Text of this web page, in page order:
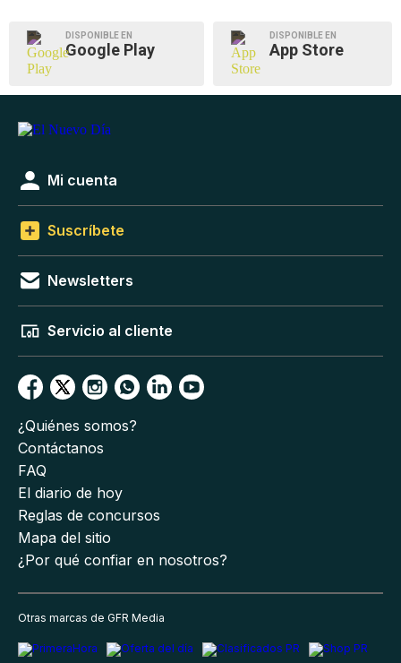
DISPONIBLE EN
Google Play
DISPONIBLE EN
App Store
Mi cuenta
Suscríbete
Newsletters
Servicio al cliente
¿Quiénes somos?
Contáctanos
FAQ
El diario de hoy
Reglas de concursos
Mapa del sitio
¿Por qué confiar en nosotros?
Otras marcas de GFR Media